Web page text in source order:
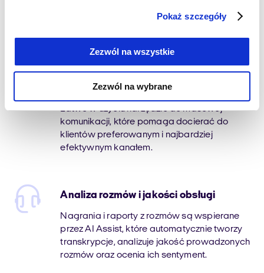
Pokaż szczegóły
Zezwól na wszystkie
Zezwól na wybrane
Automatyczne wybieranie numerów, które
skutecznych rozmów w krótszym czasie.
Kampanie SMS i e-mail
Łatwe w użyciu narzędzie do masowej
komunikacji, które pomaga docierać do
klientów preferowanym i najbardziej
efektywnym kanałem.
Analiza rozmów i jakości obsługi
Nagrania i raporty z rozmów są wspierane
przez AI Assist, które automatycznie tworzy
transkrypcje, analizuje jakość prowadzonych
rozmów oraz ocenia ich sentyment.